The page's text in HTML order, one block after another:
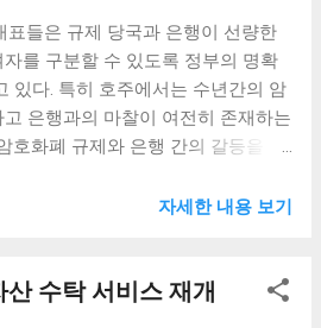
성장 전략 메타플래닛의 비트코인
의 축적이 아닙니다. 이것은 구체적
볼 수 있습니다. 비트코인을 확보함
다각화, 리스크 관리 및 투자 기회
호화폐에 대한 수요가 ...
다양한 자산에 대한 수익을 창출하
브레인 스토밍을 위해 아르도이노
투자 전략에 대해 상세히 설명하며,
로의 투자를 포함하는지 밝혔습니
, 금, 토지에 대한 투자를 통해 다양
는 데 도움이 된다고 강조했습니다.
들이 안심하고 투자할 수 있도록 도
표들은 규제 당국과 은행이 선량한
를 구분할 수 있도록 정부의 명확
있다. 특히 호주에서는 수년간의 암
은행과의 마찰이 여전히 존재하는
호화폐 규제와 은행 간의 갈등을 깊
를 제공하는 동시에 여러 가지 위험
금 일깨워 주었다. 그러나 불확실한
자세한 내용 보기
수탁 서비스 재개